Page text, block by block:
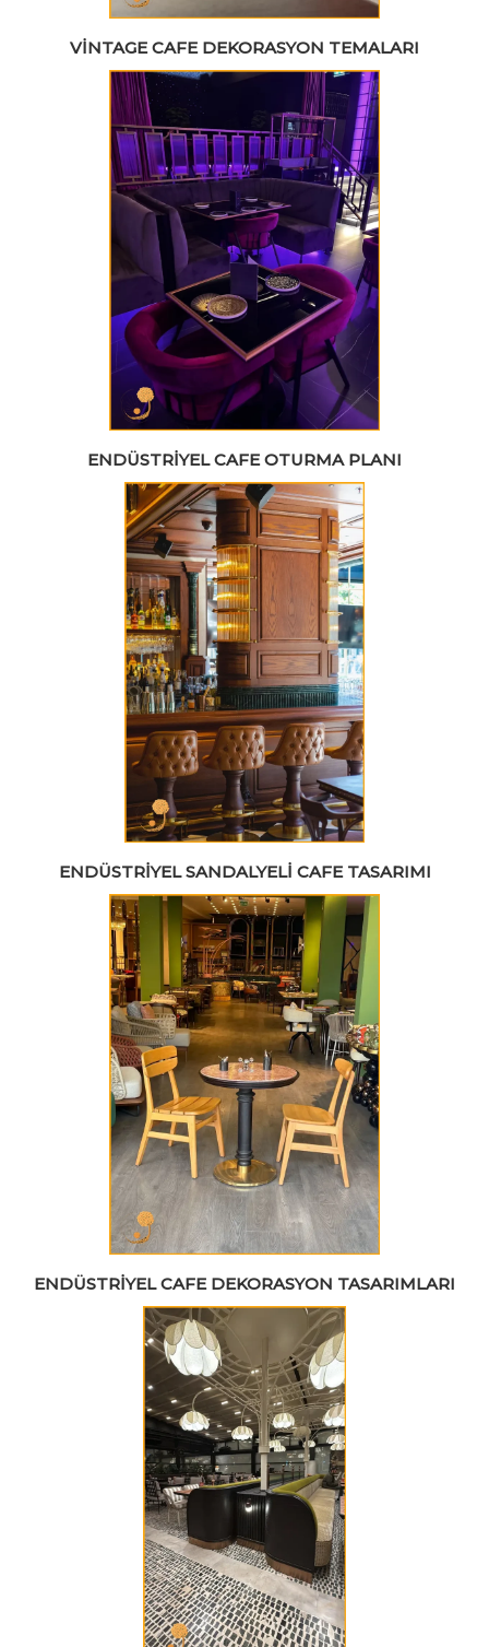
VINTAGE CAFE DEKORASYON TEMALARI
ENDÜSTRIYEL CAFE OTURMA PLANI
ENDÜSTRIYEL SANDALYELI CAFE TASARIMI
ENDÜSTRIYEL CAFE DEKORASYON TASARIMLARI